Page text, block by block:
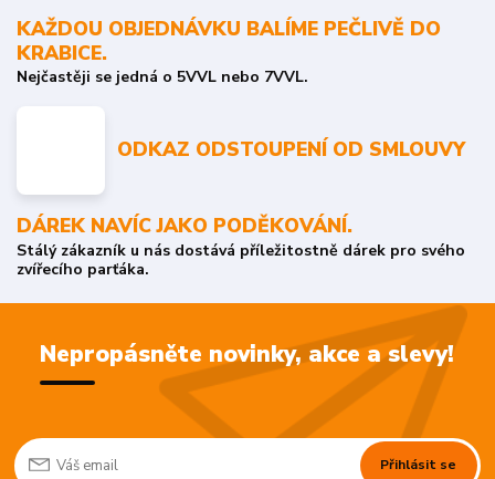
KAŽDOU OBJEDNÁVKU BALÍME PEČLIVĚ DO
KRABICE.
Nejčastěji se jedná o 5VVL nebo 7VVL.
ODKAZ ODSTOUPENÍ OD SMLOUVY
DÁREK NAVÍC JAKO PODĚKOVÁNÍ.
Stálý zákazník u nás dostává příležitostně dárek pro svého
zvířecího parťáka.
Nepropásněte novinky, akce a slevy!
Přihlásit se